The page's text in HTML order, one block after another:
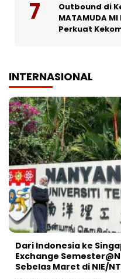
Outbound di
MATAMUDA
Perkuat
INTERNASIONAL
Dari Indonesia ke
Exchange
Sebelas Maret di NIE/